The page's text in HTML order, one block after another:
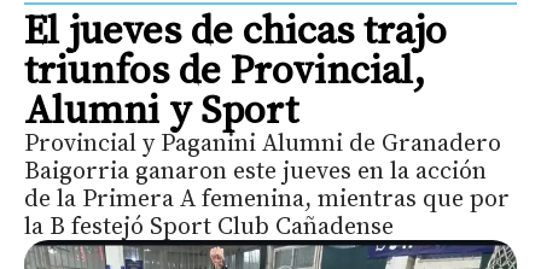
El jueves de chicas trajo
triunfos de Provincial,
Alumni y Sport
Provincial y Paganini Alumni de Granadero
Baigorria ganaron este jueves en la acción
de la Primera A femenina, mientras que por
la B festejó Sport Club Cañadense